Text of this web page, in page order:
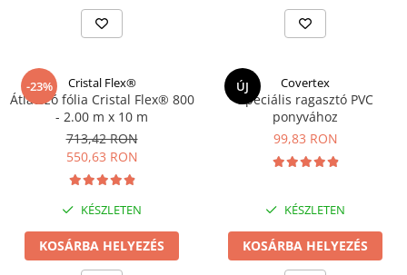
-23% Cristal Flex®
Átlátszó fólia Cristal Flex® 800
- 2.00 m x 10 m
713,42 RON
550,63 RON
KÉSZLETEN
KOSÁRBA HELYEZÉS
ÚJ Covertex
Speciális ragasztó PVC
ponyvához
99,83 RON
KÉSZLETEN
KOSÁRBA HELYEZÉS